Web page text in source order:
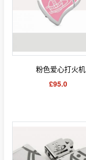
粉色爱心打火机
£95.0